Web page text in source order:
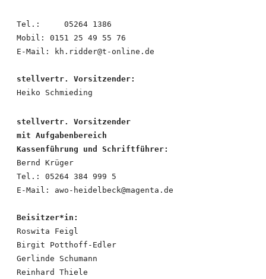
Tel.:     05264 1386
Mobil: 0151 25 49 55 76
E-Mail: kh.ridder@t-online.de
stellvertr. Vorsitzender:
Heiko Schmieding
stellvertr. Vorsitzender
mit Aufgabenbereich
Kassenführung und Schriftführer:
Bernd Krüger
Tel.: 05264 384 999 5
E-Mail: awo-heidelbeck@magenta.de
Beisitzer*in:
Roswita Feigl
Birgit Potthoff-Edler
Gerlinde Schumann
Reinhard Thiele